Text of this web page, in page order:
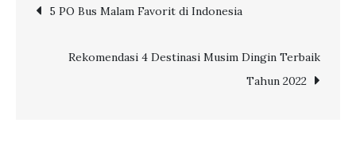
Qatar
Airways
navigation
5 PO Bus Malam Favorit di Indonesia
Rekomendasi 4 Destinasi Musim Dingin Terbaik
Tahun 2022